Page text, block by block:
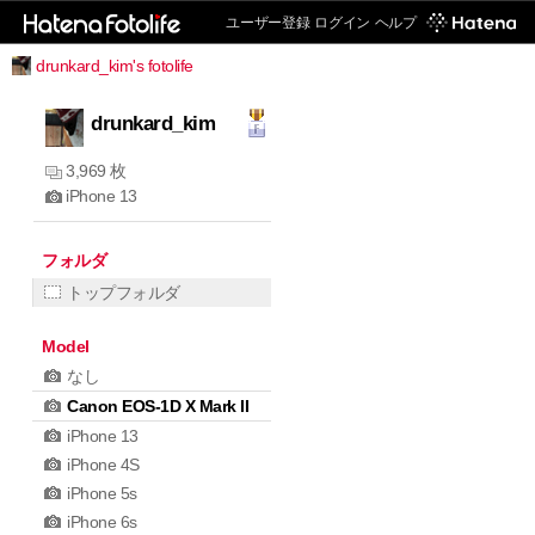
ユーザー登録 ログイン ヘルプ
drunkard_kim's fotolife
drunkard_kim
3,969 枚
iPhone 13
フォルダ
トップフォルダ
Model
なし
Canon EOS-1D X Mark II
iPhone 13
iPhone 4S
iPhone 5s
iPhone 6s